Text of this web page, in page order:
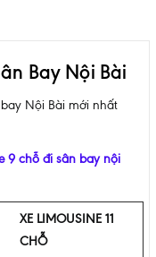
Bay Nội Bài
Nội Bài mới nhất
9 chỗ đi sân bay nội
XE LIMOUSINE 11
CHỖ